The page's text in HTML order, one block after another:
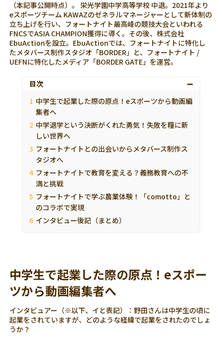
（本記事公開時点）。 栄光学園中学高等学校 中退。2021年より
eスポーツチーム KAWAZのゼネラルマネージャーとして新体制の
立ち上げを行い、フォートナイト最高峰の競技大会といわれる
FNCSでASIA CHAMPION獲得に導く。その後、株式会社
EbuActionを設立。EbuActionでは、フォートナイトに特化し
たメタバース制作スタジオ「BORDER」と、フォートナイト /
UEFNに特化したメディア「BORDER GATE」を運営。
目次
中学生で起業した際の原点！eスポーツから動画編
集者へ
中学退学という決断がくれた勇気！失敗を糧に新
しい世界へ
フォートナイトとの出会いからメタバース制作ス
タジオへ
フォートナイトで教育を変える？義務教育への不
満と挑戦
フォートナイトで学ぶ農業体験！「comotto」と
のコラボで実現
インタビュー後記（まとめ）
中学生で起業した際の原点！eスポー
ツから動画編集者へ
インタビュアー（※以下、イと表記）：野田さんは中学生の頃に
起業をされていますが、どのような経緯で起業をされたのでしょ
うか？